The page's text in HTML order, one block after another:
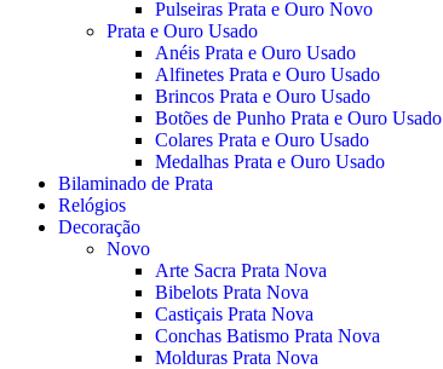
Pulseiras Prata e Ouro Novo
Prata e Ouro Usado
Anéis Prata e Ouro Usado
Alfinetes Prata e Ouro Usado
Brincos Prata e Ouro Usado
Botões de Punho Prata e Ouro Usado
Colares Prata e Ouro Usado
Medalhas Prata e Ouro Usado
Bilaminado de Prata
Relógios
Decoração
Novo
Arte Sacra Prata Nova
Bibelots Prata Nova
Castiçais Prata Nova
Conchas Batismo Prata Nova
Molduras Prata Nova